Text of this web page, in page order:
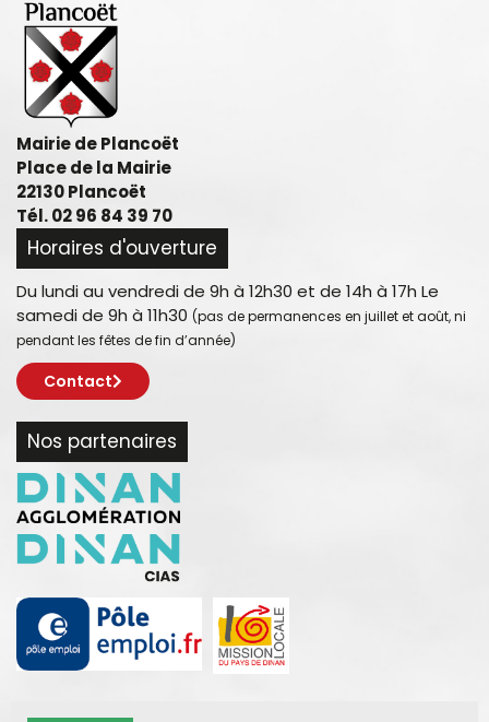
Mairie de Plancoët
Place de la Mairie
22130 Plancoët
Tél. 02 96 84 39 70
Horaires d'ouverture
Du lundi au vendredi de 9h à 12h30 et de 14h à 17h Le
samedi de 9h à 11h30 (pas de permanences en juillet et août, ni
pendant les fêtes de fin d’année)
Contact
Nos partenaires